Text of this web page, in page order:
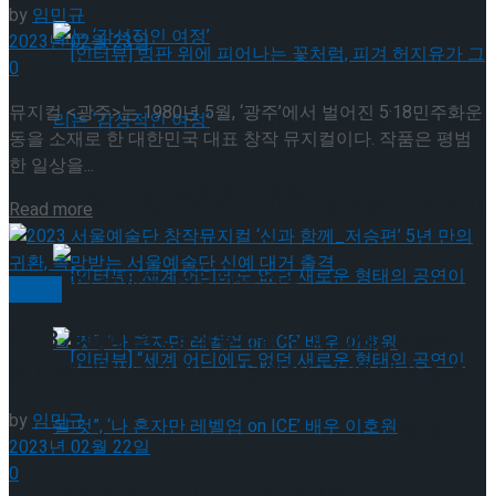
[인터뷰] 빙판 위에 피어나는 꽃처럼, 피겨 허지
[인터뷰] “세계 어디에도 없던 새로운 형태의
[인터뷰] 빙판 위에 피어나는 꽃처럼, 피겨 허지
유가 그리는 ‘감성적인 여정’
by임민규
2023년 02월 23일
0
뮤지컬 <광주>는 1980년 5월, ‘광주’에서 벌어진 5·18민주화운
동을 소재로 한 대한민국 대표 창작 뮤지컬이다. 작품은 평범
한 일상을...
Read more
2023 서울예술단 창작뮤지컬 ‘신과 함께_저승편’ 5
년 만의 귀환, 촉망받는 서울예술단 신예 대거 출격
by임민규
2023년 02월 22일
0